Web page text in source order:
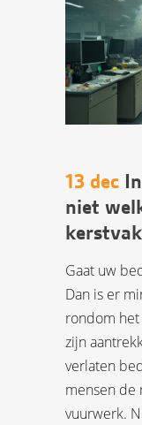
13 dec
niet
Gaat uw
Dan is er
rondom
zijn
verlaten
mensen de
vuurwerk.